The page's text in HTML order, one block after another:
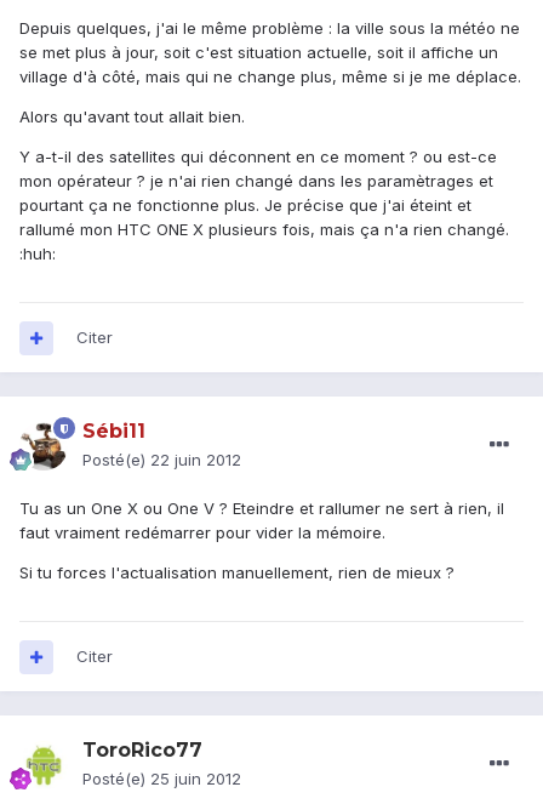
Depuis quelques, j'ai le même problème : la ville sous la météo ne
se met plus à jour, soit c'est situation actuelle, soit il affiche un
village d'à côté, mais qui ne change plus, même si je me déplace.
Alors qu'avant tout allait bien.
Y a-t-il des satellites qui déconnent en ce moment ? ou est-ce
mon opérateur ? je n'ai rien changé dans les paramètrages et
pourtant ça ne fonctionne plus. Je précise que j'ai éteint et
rallumé mon HTC ONE X plusieurs fois, mais ça n'a rien changé.
:huh:
Citer
Sébi11
Posté(e) 22 juin 2012
Tu as un One X ou One V ? Eteindre et rallumer ne sert à rien, il
faut vraiment redémarrer pour vider la mémoire.
Si tu forces l'actualisation manuellement, rien de mieux ?
Citer
ToroRico77
Posté(e) 25 juin 2012